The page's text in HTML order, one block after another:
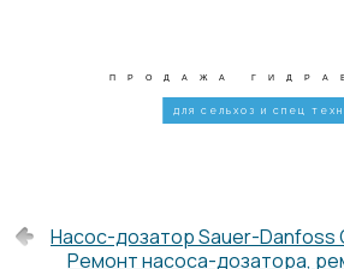
ПРОДАЖА
для сельхоз и спец
Насос-дозатор Sauer-Danfoss
Ремонт насоса-дозатора,